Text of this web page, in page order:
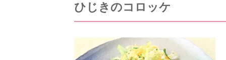
ひじきのコロッケ